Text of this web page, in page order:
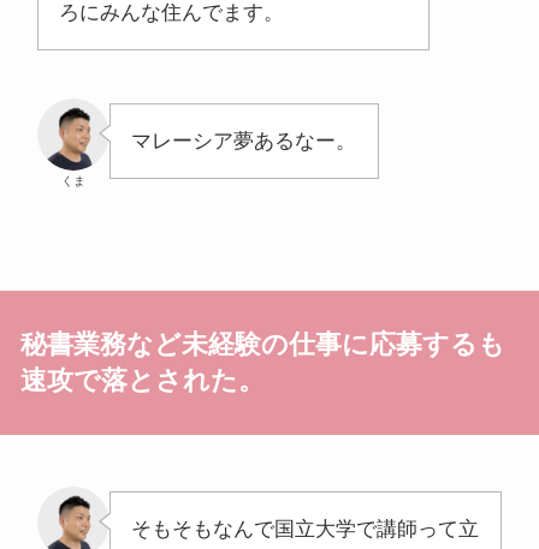
ろにみんな住んでます。
くま
マレーシア夢あるなー。
秘書業務など未経験の仕事に応募するも
速攻で落とされた。
そもそもなんで国立大学で講師って立